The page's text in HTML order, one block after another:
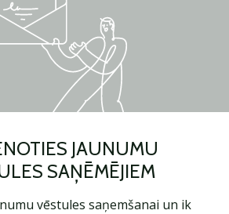
JAUNUMU
SAŅĒMĒJIEM
vēstules saņemšanai un ik